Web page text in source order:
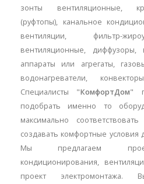
зонты вентиляционные,
(руфтопы), канальное
вентиляции, фильтр-
вентиляционные, диффузоры,
аппараты или агрегаты,
водонагреватели,
Специалисты "КомфортДом"
подобрать именно то
максимально
создавать комфортные
Мы предлагаем
кондиционирования,
проект электромонтажа.